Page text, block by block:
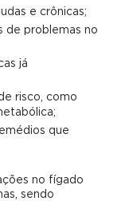
e crônicas;
de problemas no
já
risco, como
que
no fígado
sendo